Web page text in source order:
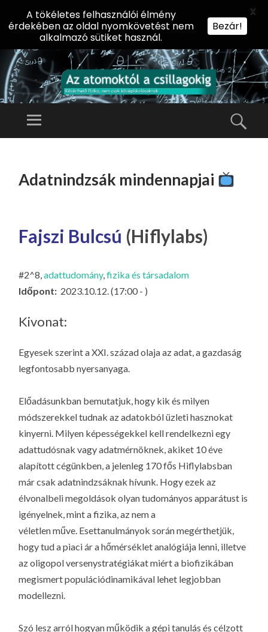
AZ
KT
A
CS
LA
G
Előadássorozat
Természettudományi
Menü
TARTALOMHOZ
Adatnindzsák mindennapjai
Fajszi Bulcsú (Hiflylabs)
#2^8,adattudomány,fizika és társadalom
Időpont: 2023.10.12. (17:00 - )
Kivonat:
Egyesek szerint a XXI. század olaja az adat, a gazdaság
legfontosabb nyersanyaga.
Előadásunkban bemutatjuk, hogy kik és milyen
módszerekkel tudnak az adatokból üzleti hasznokat
kinyerni. Milyen képességekkel kell rendelkezni egy
adattudósnak vagy adatmérnöknek, akiket 10 éve
alapított cégünkben, a jelenleg 170 fős Hiflylabsban
már csak adatnindzsáknak hívunk. Hogy ezek az
élvonalbeli megoldások olyan tudományos apparátust is
igényelnek, mint a fizika, az nem a
véletlen műve. Esettanulmányok során megérthetjük,
hogy tud a piaci ár a hőmérséklet analógiája lenni, illetve
az oligopol versenystratégiákat miért a biofizikában
megismert populációdinamikával lehet legjobban
modellezni.
Szó lesz arról hogyan működik a gépi tanulás és célzott
A tökéletes felhasználói élmény
érdekében az oldal nyomkövetést nem
alkalmazó sütiket használ.
Bezár!
X